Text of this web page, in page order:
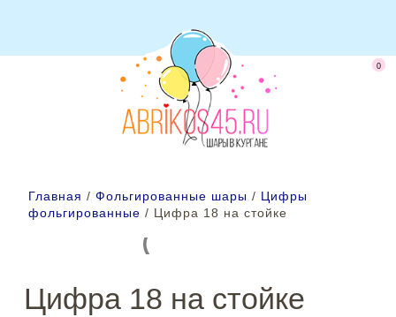
0
Главная / Фольгированные шары / Цифры
фольгированные / Цифра 18 на стойке
Цифра 18 на стойке